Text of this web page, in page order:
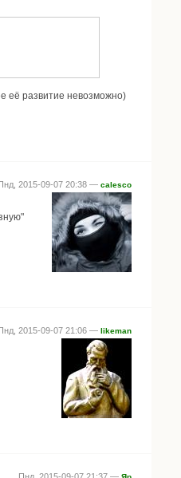
её развитие невозможно)
2015-09-07 20:38 — calesco
2015-09-07 21:06 — likeman